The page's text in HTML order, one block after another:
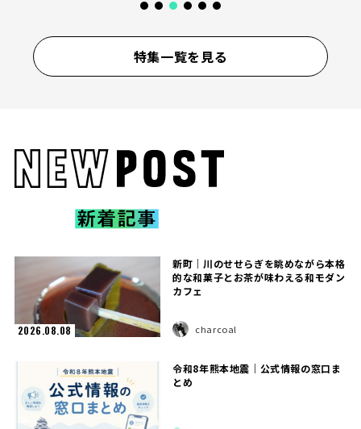
特集一覧を見る
2026.08.08
新町｜川のせせらぎを眺めながら本格
的な和菓子とお茶が味わえる和モダン
カフェ
charcoal
令和8年熊本地震｜公式情報の窓口ま
とめ